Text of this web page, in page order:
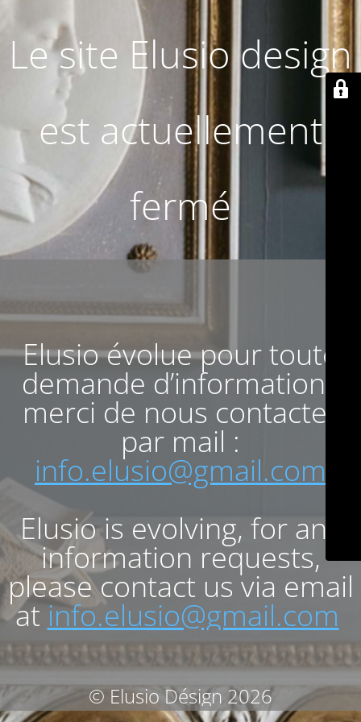
Le site Elusio design
est actuellement
fermé
Elusio évolue pour toute
demande d’informations
merci de nous contacter
par mail :
info.elusio@gmail.com
Elusio is evolving, for any
information requests,
please contact us via email
at info.elusio@gmail.com
© Elusio Désign 2026